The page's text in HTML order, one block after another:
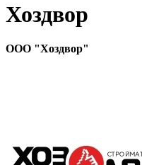
Хоздвор
ООО "Хоздвор"